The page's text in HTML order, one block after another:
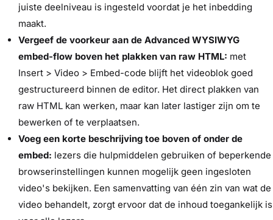
juiste deelniveau is ingesteld voordat je het inbedding
maakt.
Vergeef de voorkeur aan de Advanced WYSIWYG
embed-flow boven het plakken van raw HTML: met
Insert > Video > Embed-code blijft het videoblok goed
gestructureerd binnen de editor. Het direct plakken van
raw HTML kan werken, maar kan later lastiger zijn om te
bewerken of te verplaatsen.
Voeg een korte beschrijving toe boven of onder de
embed: lezers die hulpmiddelen gebruiken of beperkende
browserinstellingen kunnen mogelijk geen ingesloten
video's bekijken. Een samenvatting van één zin van wat de
video behandelt, zorgt ervoor dat de inhoud toegankelijk is